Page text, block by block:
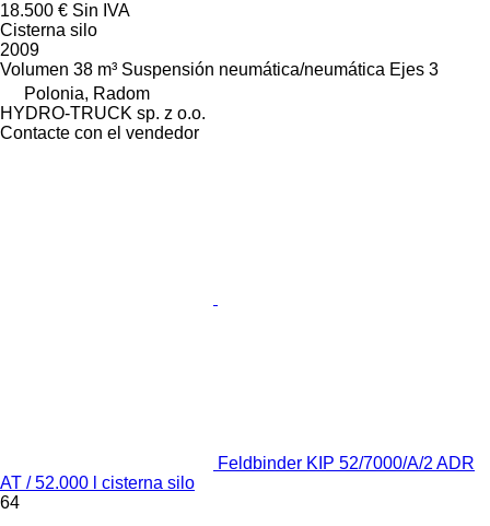
18.500 € Sin IVA
Cisterna silo
2009
Volumen 38 m³ Suspensión neumática/neumática Ejes 3
Polonia, Radom
HYDRO-TRUCK sp. z o.o.
Contacte con el vendedor
Feldbinder KIP 52/7000/A/2 ADR
AT / 52.000 l cisterna silo
64